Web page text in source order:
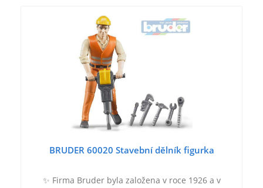
BRUDER 60020 Stavební dělník figurka
✨ Firma Bruder byla založena v roce 1926 a v